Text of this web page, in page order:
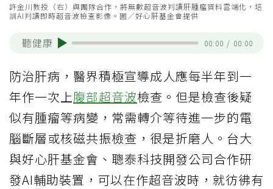
許金川教授（右）與團隊合作，將無數超音波判讀肝腫瘤資料雲端化，培
訓AI判讀即時超音波檢查影像。圖／好心肝基金會提供
聽健康 00:00 / 00:00
防治肝病，醫界積極宣導成人應每半年到一
年作一次上腹部超音波檢查。但是檢查後疑
似有腫瘤等病變，常需轉介等待進一步的電
腦斷層或核磁共振檢查，很是折磨人。台大
與好心肝基金會、聰泰科技開發公司合作研
發AI輔助裝置，可以在作超音波時，就彷彿有